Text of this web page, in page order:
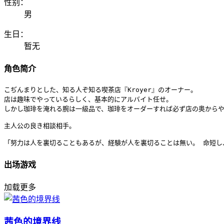
性别：
男
生日：
暂无
角色简介
こぢんまりとした、知る人ぞ知る喫茶店『Kroyer』のオーナー。
店は趣味でやっているらしく、基本的にアルバイト任せ。
しかし珈琲を淹れる腕は一級品で、珈琲をオーダーすれば必ず店の奥からや
主人公の良き相談相手。
「努力は人を裏切ることもあるが、経験が人を裏切ることは無い。 命短し
出场游戏
加载更多
茜色的境界线